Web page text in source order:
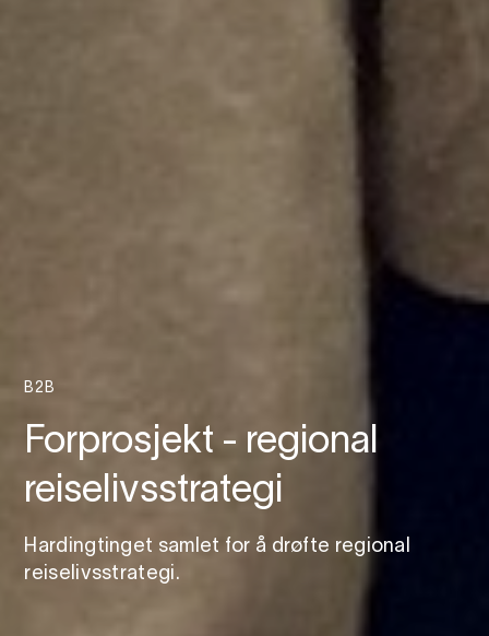
B2B
Forprosjekt - regional
reiselivsstrategi
Hardingtinget samlet for å drøfte regional
reiselivsstrategi.